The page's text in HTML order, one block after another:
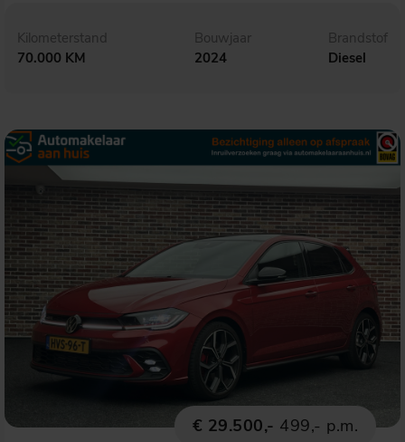
Kilometerstand
70.000 KM
Bouwjaar
2024
Brandstof
Diesel
€ 29.500,- 499,- p.m.